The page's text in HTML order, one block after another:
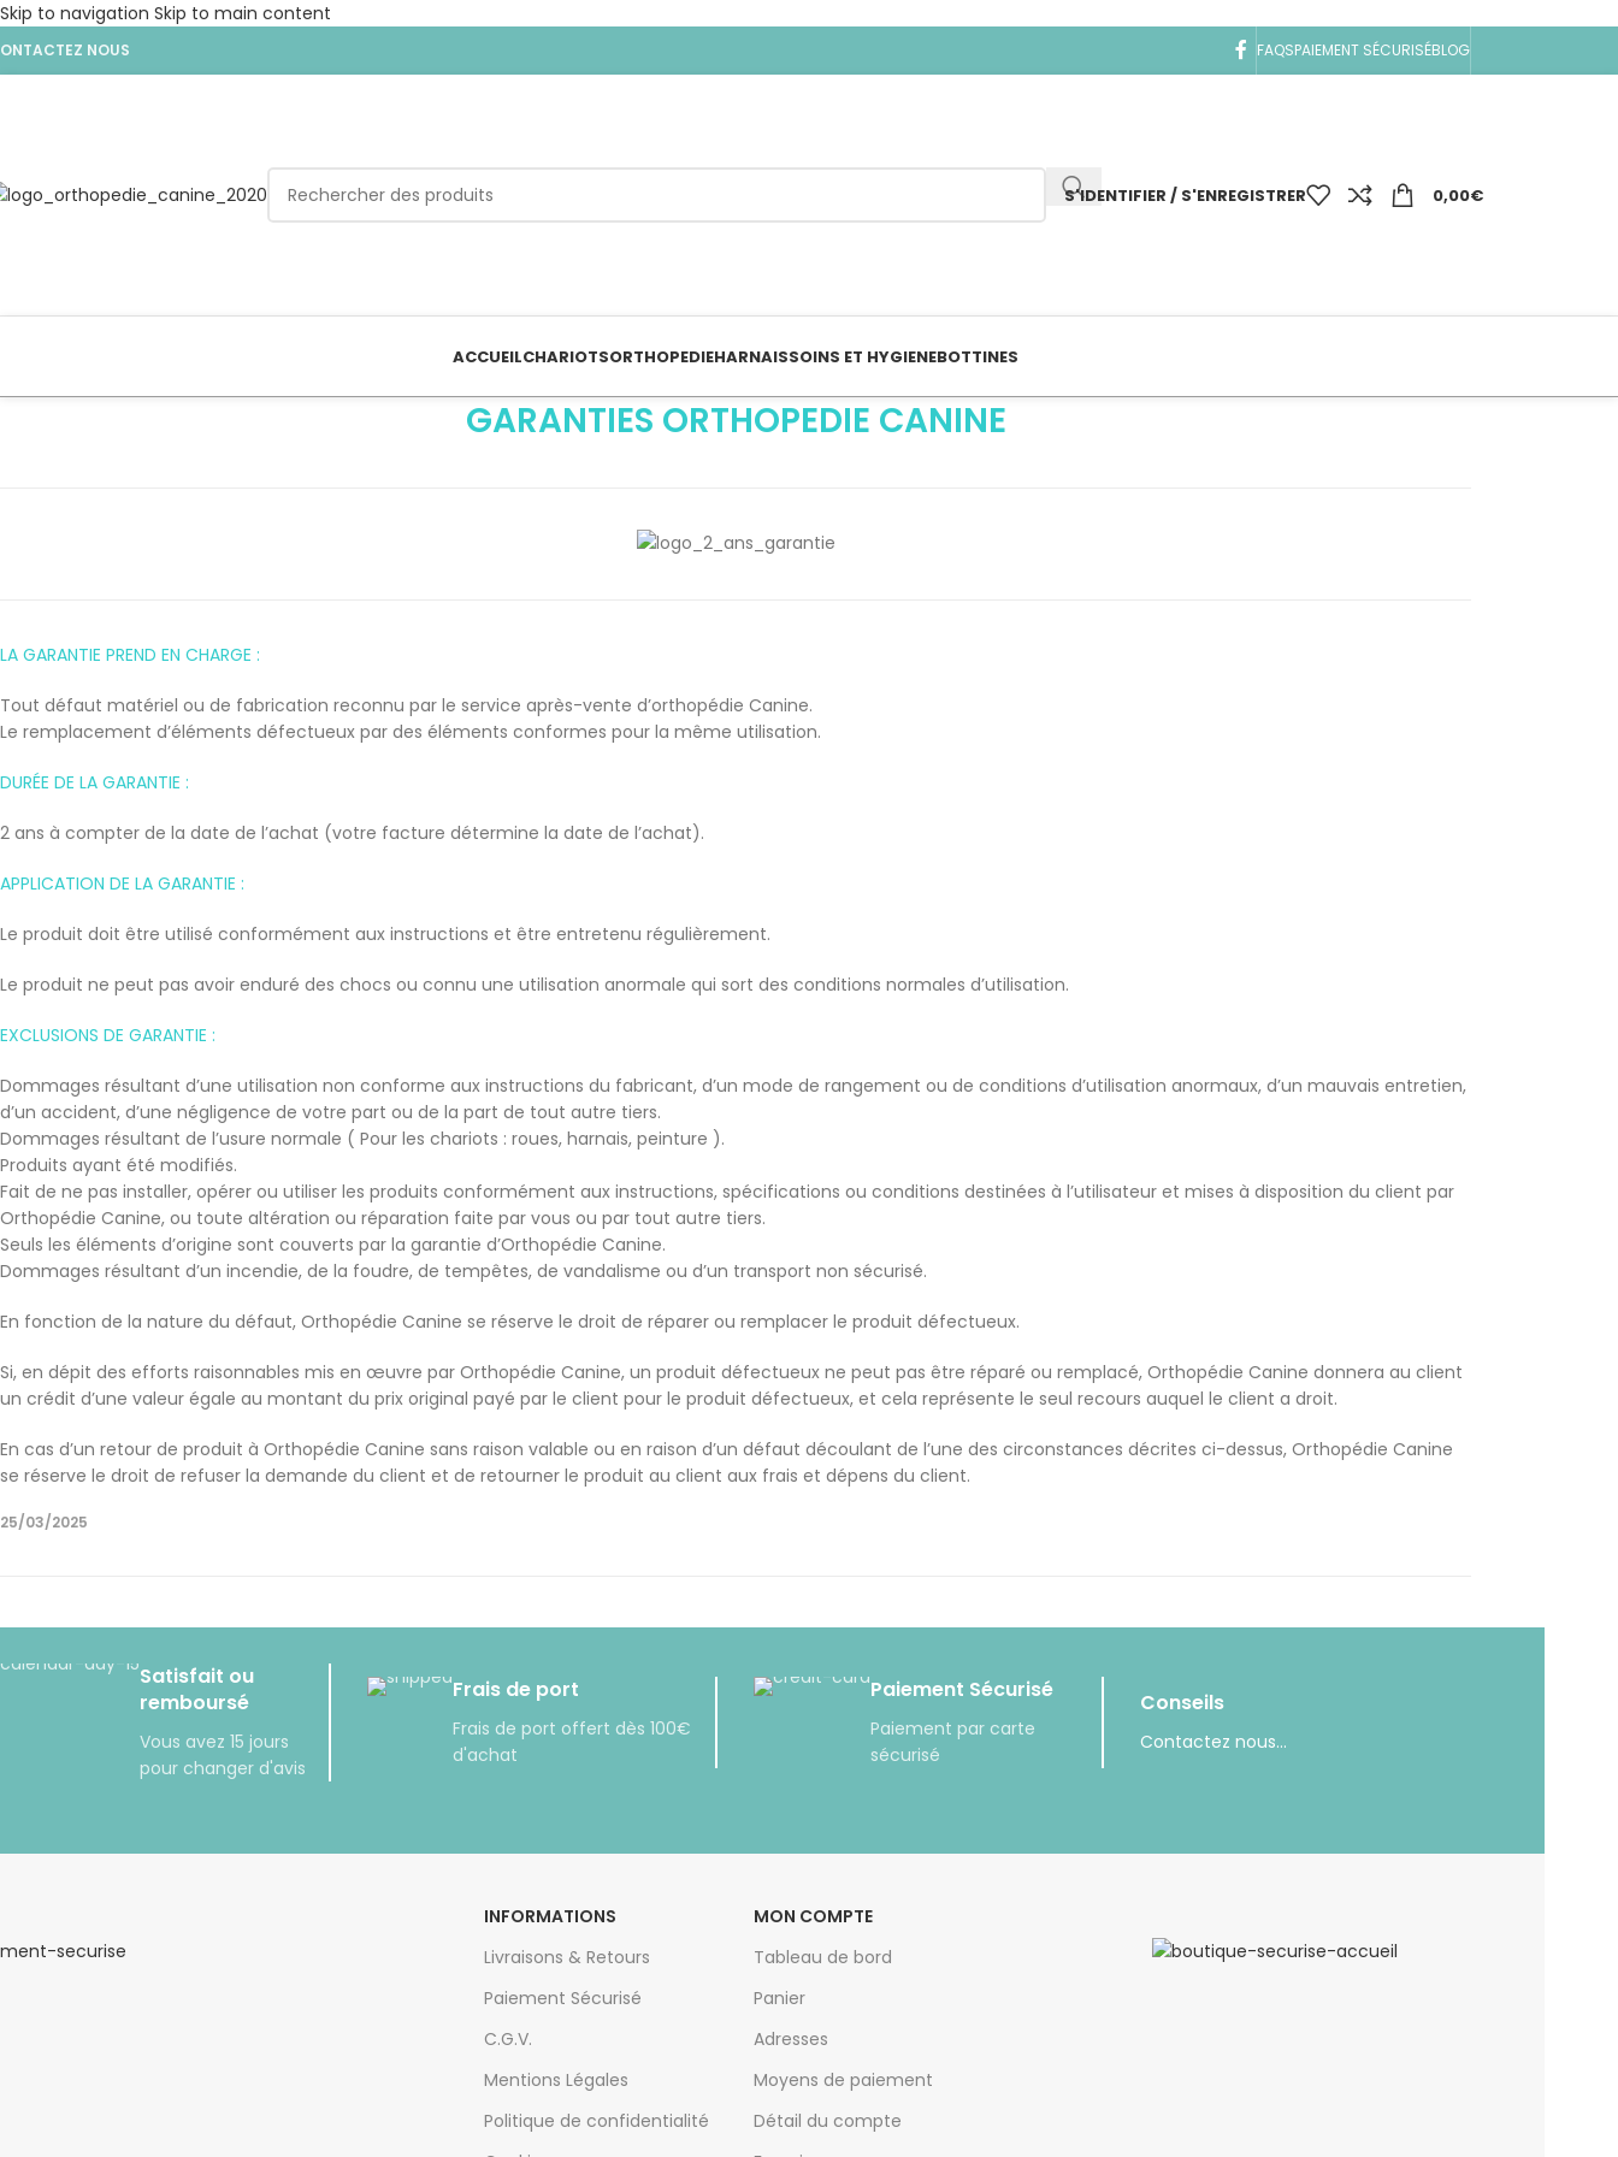
Skip to navigation Skip to main content
NOUS FAQSPAIEMENT SÉCURISÉBLOG
S'IDENTIFIER / S'ENREGISTRER 0,00€
ACCUEILCHARIOTSORTHOPEDIEHARNAISSOINS ET HYGIENEBOTTINES
GARANTIES ORTHOPEDIE CANINE
LA GARANTIE PREND EN CHARGE :
Tout défaut matériel ou de fabrication reconnu par le service après-vente d’orthopédie Canine.
Le remplacement d’éléments défectueux par des éléments conformes pour la même utilisation.
DURÉE DE LA GARANTIE :
2 ans à compter de la date de l’achat (votre facture détermine la date de l’achat).
APPLICATION DE LA GARANTIE :
Le produit doit être utilisé conformément aux instructions et être entretenu régulièrement.
Le produit ne peut pas avoir enduré des chocs ou connu une utilisation anormale qui sort des conditions normales d’utilisation.
EXCLUSIONS DE GARANTIE :
Dommages résultant d’une utilisation non conforme aux instructions du fabricant, d’un mode de rangement ou de conditions d’utilisation anormaux, d’un mauvais entretien,
d’un accident, d’une négligence de votre part ou de la part de tout autre tiers.
Dommages résultant de l’usure normale ( Pour les chariots : roues, harnais, peinture ).
Produits ayant été modifiés.
Fait de ne pas installer, opérer ou utiliser les produits conformément aux instructions, spécifications ou conditions destinées à l’utilisateur et mises à disposition du client par
Orthopédie Canine, ou toute altération ou réparation faite par vous ou par tout autre tiers.
Seuls les éléments d’origine sont couverts par la garantie d’Orthopédie Canine.
Dommages résultant d’un incendie, de la foudre, de tempêtes, de vandalisme ou d’un transport non sécurisé.
En fonction de la nature du défaut, Orthopédie Canine se réserve le droit de réparer ou remplacer le produit défectueux.
Si, en dépit des efforts raisonnables mis en œuvre par Orthopédie Canine, un produit défectueux ne peut pas être réparé ou remplacé, Orthopédie Canine donnera au client
un crédit d’une valeur égale au montant du prix original payé par le client pour le produit défectueux, et cela représente le seul recours auquel le client a droit.
En cas d’un retour de produit à Orthopédie Canine sans raison valable ou en raison d’un défaut découlant de l’une des circonstances décrites ci-dessus, Orthopédie Canine
se réserve le droit de refuser la demande du client et de retourner le produit au client aux frais et dépens du client.
25/03/2025
Satisfait ou
remboursé
Vous avez 15 jours
pour changer d'avis
Frais de port
Frais de port offert dès 100€
d'achat
Paiement Sécurisé
Paiement par carte
sécurisé
Conseils
Contactez nous...
INFORMATIONS
Livraisons & Retours
Paiement Sécurisé
C.G.V.
Mentions Légales
Politique de confidentialité
MON COMPTE
Tableau de bord
Panier
Adresses
Moyens de paiement
Détail du compte